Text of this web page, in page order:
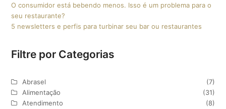
O consumidor está bebendo menos. Isso é um problema para o
seu restaurante?
5 newsletters e perfis para turbinar seu bar ou restaurantes
Filtre por Categorias
Abrasel
(7)
Alimentação
(31)
Atendimento
(8)